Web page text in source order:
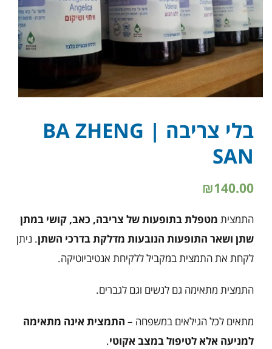
בלי צריבה | BA ZHENG
SAN
₪140.00
התמצית מטפלת בתופעות של צריבה, כאב, קושי במתן
שתן ושאר התופעות הנובעות מדלקת בדרכי השתן. ניתן
לקחת את התמצית במקביל ללקיחת אנטיביוטיקה.
התמצית מתאימה גם לנשים וגם לגברים.
מתאים לכל הגילאים במשפחה – התמצית אינה מתאימה
למניעה אלא לטיפול במצב אקוטי.